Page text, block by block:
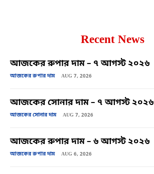
Recent News
আজকের রুপার দাম – ৭ আগস্ট ২০২৬
আজকের রুপার দাম AUG 7, 2026
আজকের সোনার দাম – ৭ আগস্ট ২০২৬
আজকের সোনার দাম AUG 7, 2026
আজকের রুপার দাম – ৬ আগস্ট ২০২৬
আজকের রুপার দাম AUG 6, 2026